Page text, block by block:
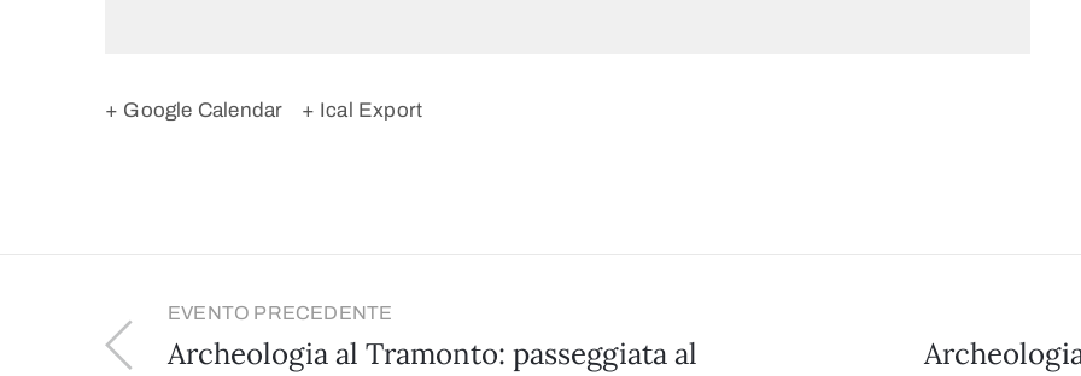
+ Google Calendar + Ical Export
EVENTO PRECEDENTE
Archeologia al Tramonto: passeggiata al